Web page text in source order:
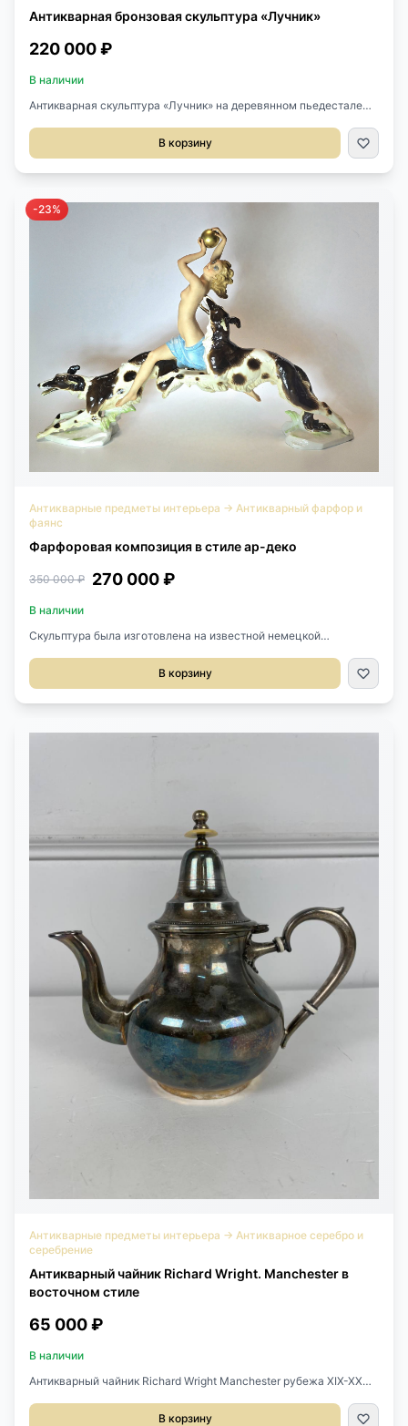
Антикварная бронзовая скульптура «Лучник»
220 000 ₽
В наличии
Антикварная скульптура «Лучник» на деревянном пьедестале
В корзину
-23%
Антикварные предметы интерьера → Антикварный фарфор и
фаянс
Фарфоровая композиция в стиле ар-деко
350 000 ₽ 270 000 ₽
В наличии
Скульптура была изготовлена на известной немецкой
1930-ми годами. На дне скульптуры имеется подглазурная
марка, данной мануфактуры, выполненная кобальтом.В центре
композиции, представляющей собой настоящую редкость для
В корзину
Антикварные предметы интерьера → Антикварное серебро и
серебрение
Антикварный чайник Richard Wright. Manchester в
восточном стиле
65 000 ₽
В наличии
Антикварный чайник Richard Wright Manchester рубежа XIX-XX
крышечке стоят ограничители горячего.Размер 27х15х22h см.
В корзину